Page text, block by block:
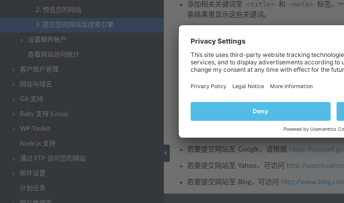
2. 预览您的网站
3. 提交您的网站至搜索引擎
设置邮件帐户
查看网站访问统计
客户账户管理
网站与域名
Git 支持
Ruby 支持 (Linux)
WP Toolkit
Node.js 支持
通过 FTP 访问您的网站
邮件设置
计划任务
添加相关关键词至 <title> 和 <meta>
标签。
索结果里显示这些关键词。
例如，如果您正出售托管自动化软件，那么您可在
<HEAD>
<TITLE>Ordering hosting automation
</TITLE>
<META name="description" content=
关键词用逗号隔开，不能空格。
您优化网站并发布到您的客户帐户上后，可提交到搜
若要提交网站至 Google，请根据 https://
若要提交网站至 Yahoo，可访问 http://
若要提交网站至 Bing，可访问 http://